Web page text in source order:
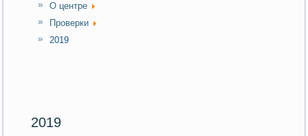
О центре
Проверки
2019
2019